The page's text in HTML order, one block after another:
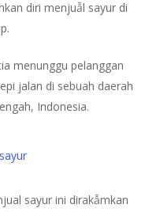
diri menjuẫl sayur di
menunggu pelanggan
jalan di sebuah daerah
Indonesia.
sayur ini dirakẫmkan